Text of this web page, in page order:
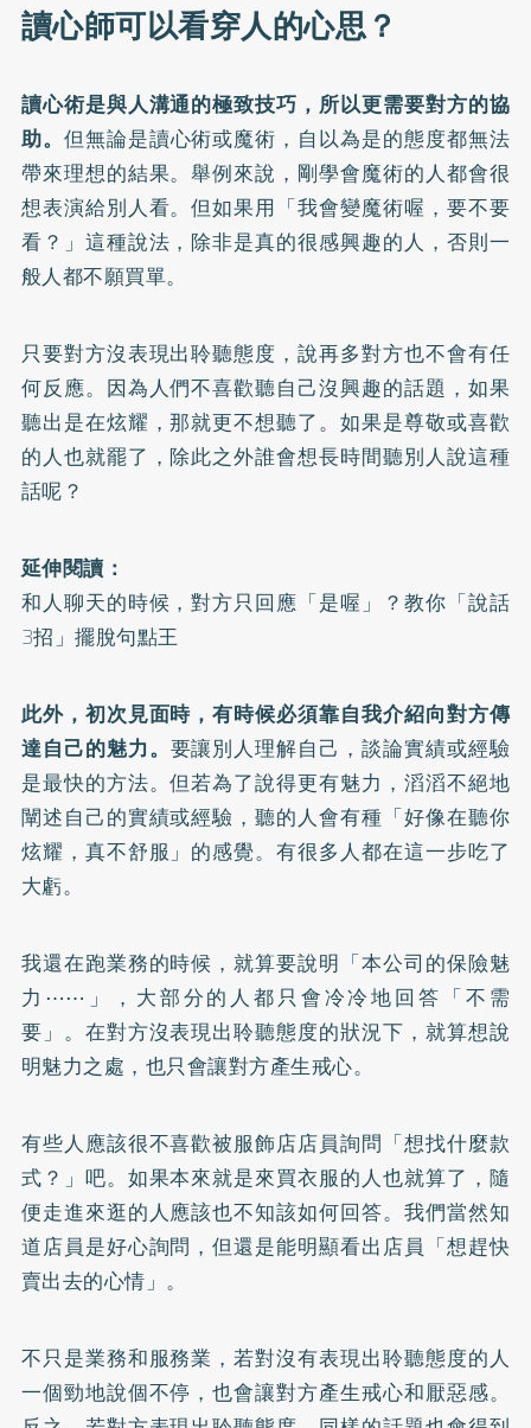
讀心師可以看穿人的心思？
讀心術是與人溝通的極致技巧，所以更需要對方的協
助。 但無論是讀心術或魔術，自以為是的態度都無法
帶來理想的結果。舉例來說，剛學會魔術的人都會很
想表演給別人看。但如果用「我會變魔術喔，要不要
看？」這種說法，除非是真的很感興趣的人，否則一
般人都不願買單。
只要對方沒表現出聆聽態度，說再多對方也不會有任
何反應。因為人們不喜歡聽自己沒興趣的話題，如果
聽出是在炫耀，那就更不想聽了。如果是尊敬或喜歡
的人也就罷了，除此之外誰會想長時間聽別人說這種
話呢？
延伸閱讀：
和人聊天的時候，對方只回應「是喔」？教你「說話
3招」擺脫句點王
此外，初次見面時，有時候必須靠自我介紹向對方傳
達自己的魅力。 要讓別人理解自己，談論實績或經驗
是最快的方法。但若為了說得更有魅力，滔滔不絕地
闡述自己的實績或經驗，聽的人會有種「好像在聽你
炫耀，真不舒服」的感覺。有很多人都在這一步吃了
大虧。
我還在跑業務的時候，就算要說明「本公司的保險魅
力⋯⋯」，大部分的人都只會冷冷地回答「不需
要」。在對方沒表現出聆聽態度的狀況下，就算想說
明魅力之處，也只會讓對方產生戒心。
有些人應該很不喜歡被服飾店店員詢問「想找什麼款
式？」吧。如果本來就是來買衣服的人也就算了，隨
便走進來逛的人應該也不知該如何回答。我們當然知
道店員是好心詢問，但還是能明顯看出店員「想趕快
賣出去的心情」。
不只是業務和服務業，若對沒有表現出聆聽態度的人
一個勁地說個不停，也會讓對方產生戒心和厭惡感。